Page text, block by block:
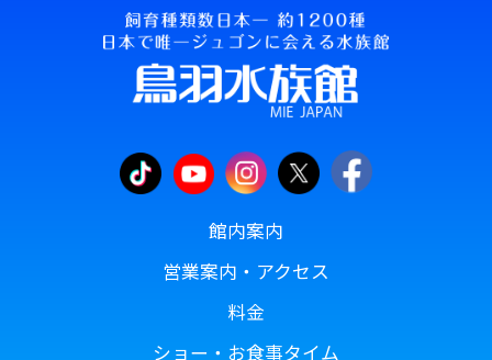
館内案内
営業案内・アクセス
料金
ショー・お食事タイム